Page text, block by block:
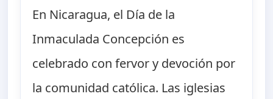
En Nicaragua, el Día de la
Inmaculada Concepción es
celebrado con fervor y devoción por
la comunidad católica. Las iglesias